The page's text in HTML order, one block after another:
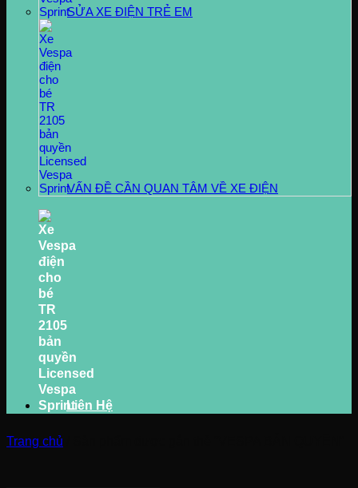
SỬA XE ĐIỆN TRẺ EM
VẤN ĐỀ CẦN QUAN TÂM VỀ XE ĐIỆN
Liên Hệ
Trang chủ